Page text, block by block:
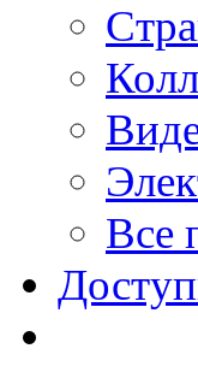
Все